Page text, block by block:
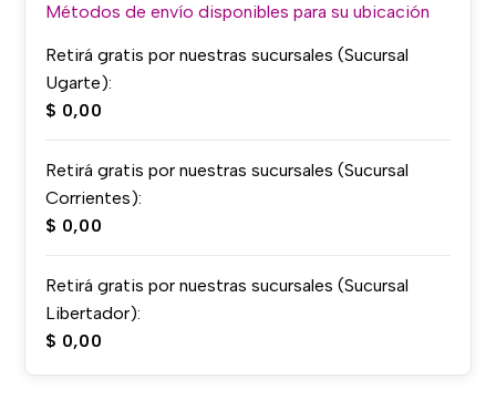
Métodos de envío disponibles para su ubicación
Retirá gratis por nuestras sucursales (Sucursal
Ugarte):
$ 0,00
Retirá gratis por nuestras sucursales (Sucursal
Corrientes):
$ 0,00
Retirá gratis por nuestras sucursales (Sucursal
Libertador):
$ 0,00